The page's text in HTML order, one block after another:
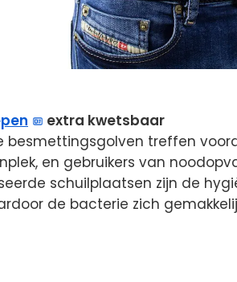
extra kwetsbaar
besmettingsgolven treffen
en gebruikers van
schuilplaatsen zijn de
de bacterie zich